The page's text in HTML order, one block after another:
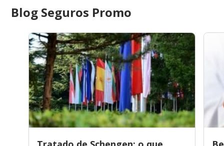
Blog Seguros Promo